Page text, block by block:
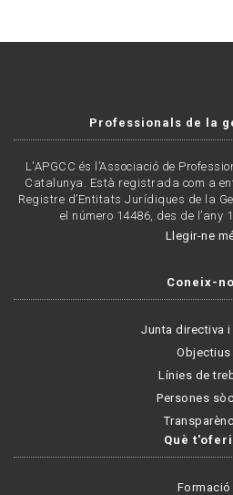
Professionals de la
L'APGCC és l’Associació de
Catalunya. Està registrada com a
Registre d’Entitats Jurídiques de la
el número 14486, des de l’any
Llegir-ne
Coneix-
Junta directiva i
Objectius
Línies de
Persones
Què
Formació